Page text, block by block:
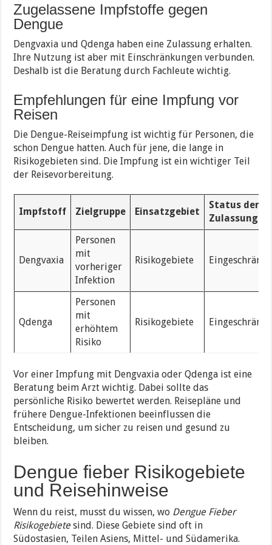
Zugelassene Impfstoffe gegen
Dengue
Dengvaxia und Qdenga haben eine Zulassung erhalten.
Ihre Nutzung ist aber mit Einschränkungen verbunden.
Deshalb ist die Beratung durch Fachleute wichtig.
Empfehlungen für eine Impfung vor
Reisen
Die Dengue-Reiseimpfung ist wichtig für Personen, die
schon Dengue hatten. Auch für jene, die lange in
Risikogebieten sind. Die Impfung ist ein wichtiger Teil
der Reisevorbereitung.
Impfstoff Zielgruppe Einsatzgebiet
Status der
Zulassung
Dengvaxia
Personen
mit
vorheriger
Infektion
Risikogebiete Eingeschränkt
Qdenga
Personen
mit
erhöhtem
Risiko
Risikogebiete Eingeschränkt
Vor einer Impfung mit Dengvaxia oder Qdenga ist eine
Beratung beim Arzt wichtig. Dabei sollte das
persönliche Risiko bewertet werden. Reisepläne und
frühere Dengue-Infektionen beeinflussen die
Entscheidung, um sicher zu reisen und gesund zu
bleiben.
Dengue fieber Risikogebiete
und Reisehinweise
Wenn du reist, musst du wissen, wo Dengue Fieber
Risikogebietesind. Diese Gebiete sind oft in
Südostasien, Teilen Asiens, Mittel- und Südamerika.